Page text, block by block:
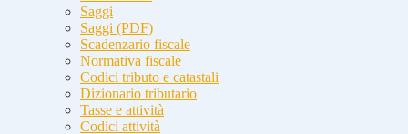
Saggi
Saggi (PDF)
Scadenzario fiscale
Normativa fiscale
Codici tributo e catastali
Dizionario tributario
Tasse e attività
Codici attività